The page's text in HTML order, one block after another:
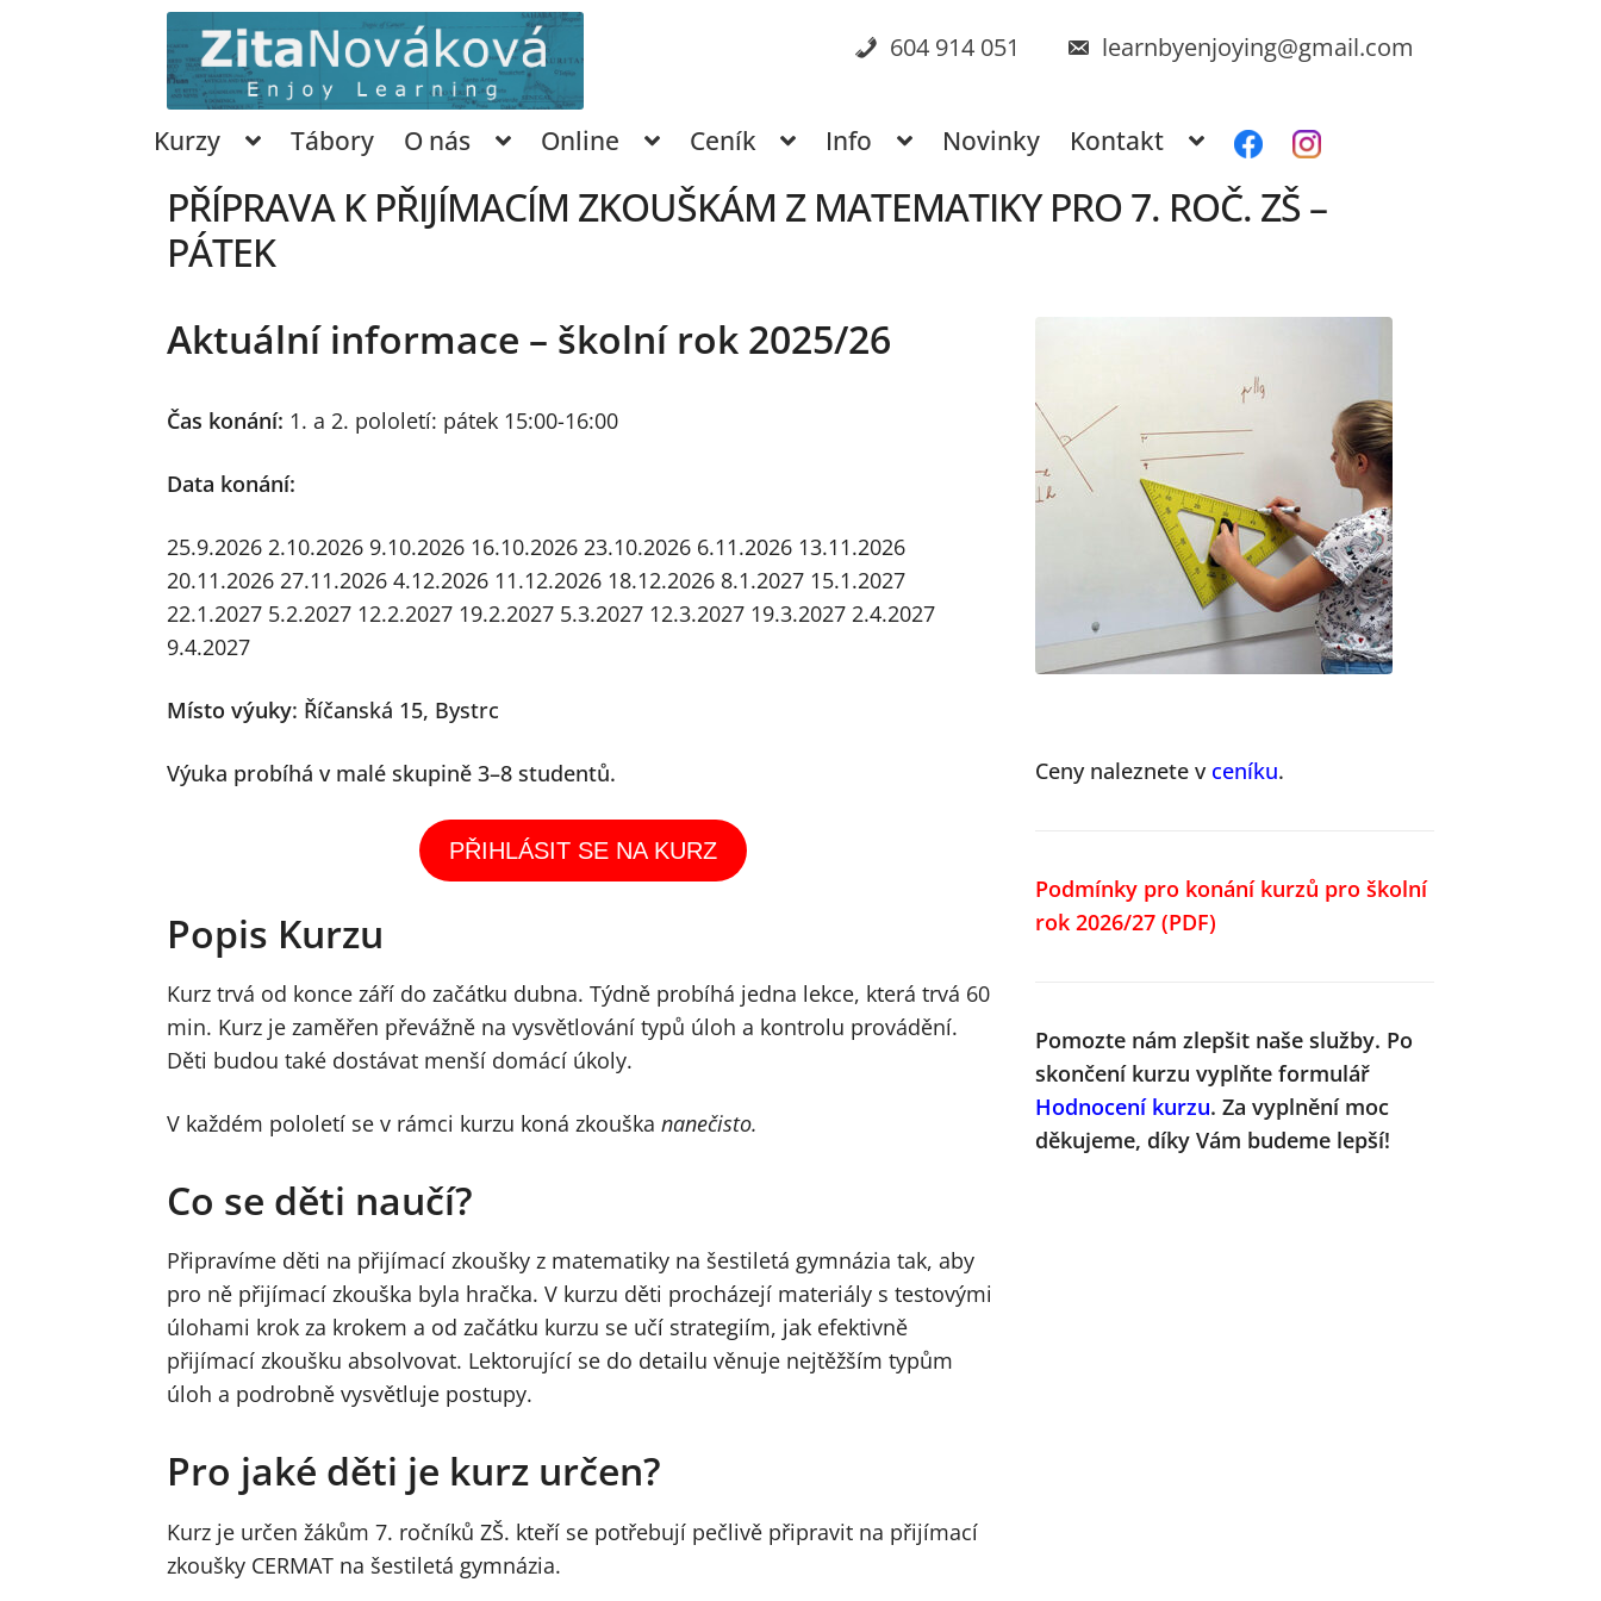
Přeskočit
na
navigaci
Přejít
k
obsahu
webu
604 914 051 learnbyenjoying@gmail.com
Kurzy Tábory O nás Online Ceník Info Novinky Kontakt
PŘÍPRAVA K PŘIJÍMACÍM ZKOUŠKÁM Z MATEMATIKY PRO 7. ROČ. ZŠ –
PÁTEK
Aktuální informace – školní rok 2025/26
Čas konání: 1. a 2. pololetí: pátek 15:00-16:00
Data konání:
25.9.2026 2.10.2026 9.10.2026 16.10.2026 23.10.2026 6.11.2026 13.11.2026
20.11.2026 27.11.2026 4.12.2026 11.12.2026 18.12.2026 8.1.2027 15.1.2027
22.1.2027 5.2.2027 12.2.2027 19.2.2027 5.3.2027 12.3.2027 19.3.2027 2.4.2027
9.4.2027
Místo výuky: Říčanská 15, Bystrc
Výuka probíhá v malé skupině 3–8 studentů.
PŘIHLÁSIT SE NA KURZ
Popis Kurzu
Kurz trvá od konce září do začátku dubna. Týdně probíhá jedna lekce, která trvá 60
min. Kurz je zaměřen převážně na vysvětlování typů úloh a kontrolu provádění.
Děti budou také dostávat menší domácí úkoly.
V každém pololetí se v rámci kurzu koná zkouškananečisto.
Co se děti naučí?
Připravíme děti na přijímací zkoušky z matematiky na šestiletá gymnázia tak, aby
pro ně přijímací zkouška byla hračka. V kurzu děti procházejí materiály s testovými
úlohami krok za krokem a od začátku kurzu se učí strategiím, jak efektivně
přijímací zkoušku absolvovat. Lektorující se do detailu věnuje nejtěžším typům
úloh a podrobně vysvětluje postupy.
Pro jaké děti je kurz určen?
Kurz je určen žákům 7. ročníků ZŠ. kteří se potřebují pečlivě připravit na přijímací
zkoušky CERMAT na šestiletá gymnázia.
Ceny naleznete v ceníku.
Podmínky pro konání kurzů pro školní
rok 2026/27 (PDF)
Pomozte nám zlepšit naše služby. Po
skončení kurzu vyplňte formulář
Hodnocení kurzu. Za vyplnění moc
děkujeme, díky Vám budeme lepší!